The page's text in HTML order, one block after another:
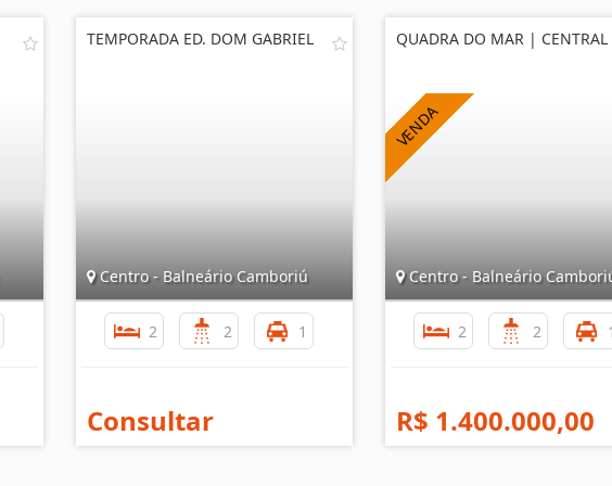
TEMPORADA ED. DOM GABRIEL
Centro - Balneário Camboriú
2 2 1
Consultar
QUADRA DO MAR | CENTRAL
Centro - Balneário
2 2
R$ 1.400.000,00